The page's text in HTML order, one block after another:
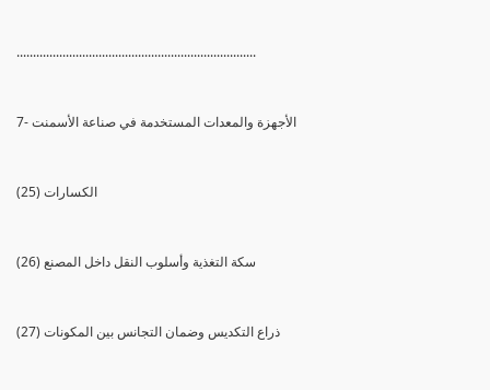
.........................................................................
7- الأجهزة والمعدات المستخدمة في صناعة الأسمنت
(25) الكسارات
(26) سكة التغذية وأسلوب النقل داخل المصنع
(27) ذراع التكديس وضمان التجانس بين المكونات